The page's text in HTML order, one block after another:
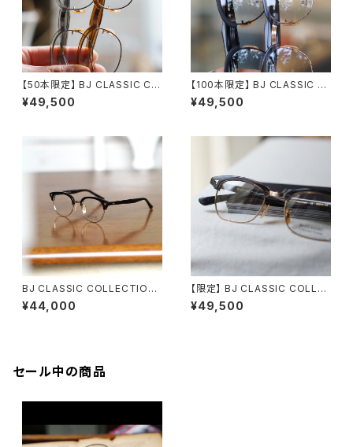
【50本限定】 BJ CLASSIC CO
LLECTION S-702 45 ブロー
サーモント メガネ
¥49,500
【100本限定】 BJ CLASSIC C
OLLECTION S-702 48 52
ブロー サーモント メガネ
¥49,500
BJ CLASSIC COLLECTION
S-841 / S-8430 BJクラシッ
ク ブロー
¥44,000
【限定】 BJ CLASSIC COLLE
CTION S-701 ブロー サーモ
ント メガネ
¥49,500
セール中の商品